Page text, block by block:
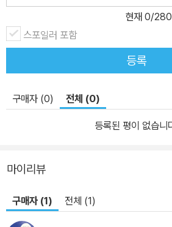
게 되었으며 한국과 일본, 남한과 북한을
물들의 이야기를 쓰고 있다. 김황은 일본의 코끼리 사쿠라가 한국의
동물원에 가게 된 이야기를 통해 한국과 일
게 하는 책, <코끼리 사쿠라>로 2006년 일본아동문학자협회가 주
최한 제1회 ‘어린이를 위한 감동 논픽션 대
다. 그동안 지은 책으로 <다람쥐> <큰 집게발이 멋진 흰발 농게> <
억새밭에 둥지 짓는 풀목수, 멧밭쥐> <세
코끼리 사쿠라> <황새> 들이 있다.
현재 0/
스포일러 포함
등록
구매자 (0) 전체 (0)
등록된 평이 없습니
마이리뷰
구매자 (1) 전체 (1)